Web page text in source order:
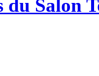
du Salon